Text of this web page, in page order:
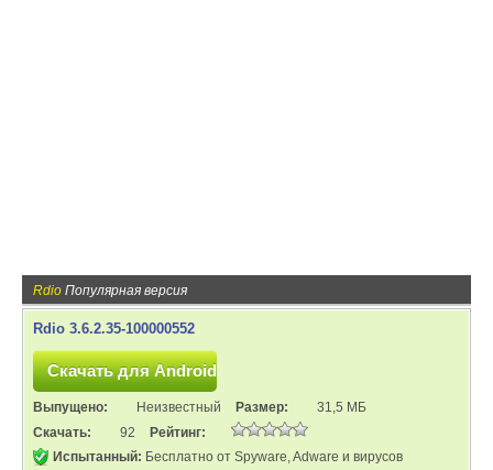
Rdio Популярная версия
Rdio 3.6.2.35-100000552
Выпущено: Неизвестный Размер:
31,5 МБ
Скачать:
92
Рейтинг:
Испытанный: Бесплатно от Spyware, Adware и вирусов